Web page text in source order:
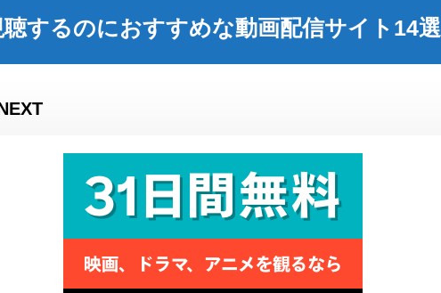
するのにおすすめな動画配信サイト14選